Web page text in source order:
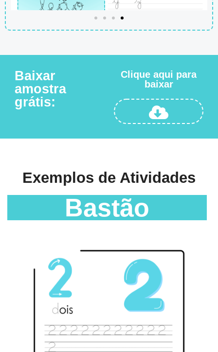
Baixar
amostra
grátis:
Clique aqui para
baixar
Exemplos de Atividades
Bastão